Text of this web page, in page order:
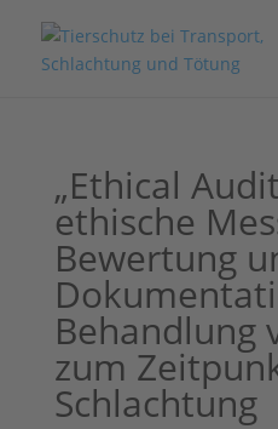
„Ethical
ethische
Bewertung
Behandlung
zum
Schlachtung